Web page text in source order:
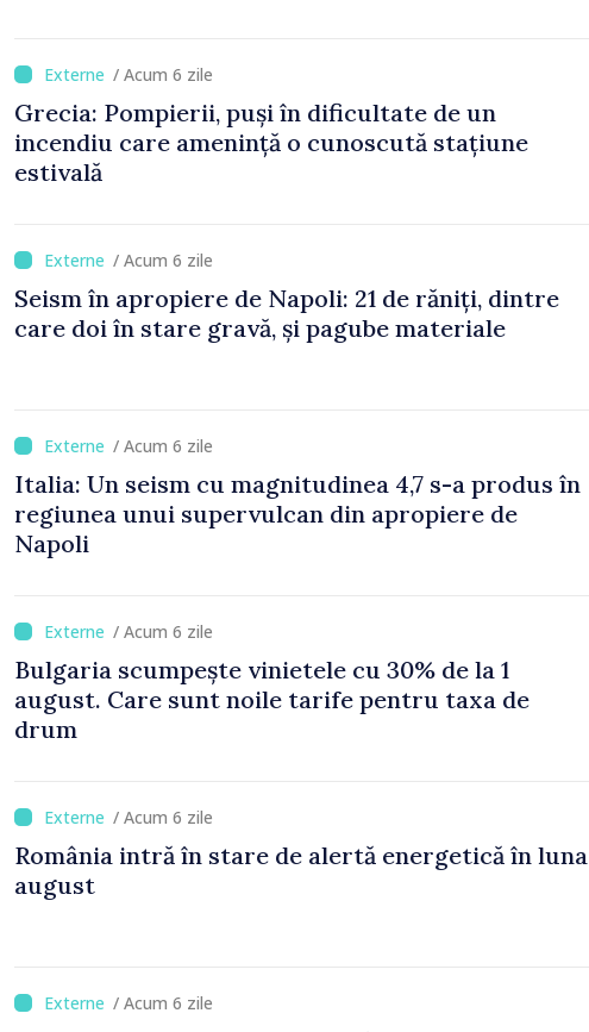
/ Acum 6 zile
Grecia: Pompierii, puși în dificultate de un
incendiu care amenință o cunoscută stațiune
estivală
/ Acum 6 zile
Seism în apropiere de Napoli: 21 de răniți, dintre
care doi în stare gravă, și pagube materiale
/ Acum 6 zile
Italia: Un seism cu magnitudinea 4,7 s-a produs în
regiunea unui supervulcan din apropiere de
Napoli
/ Acum 6 zile
Bulgaria scumpește vinietele cu 30% de la 1
august. Care sunt noile tarife pentru taxa de
drum
/ Acum 6 zile
România intră în stare de alertă energetică în luna
august
/ Acum 6 zile